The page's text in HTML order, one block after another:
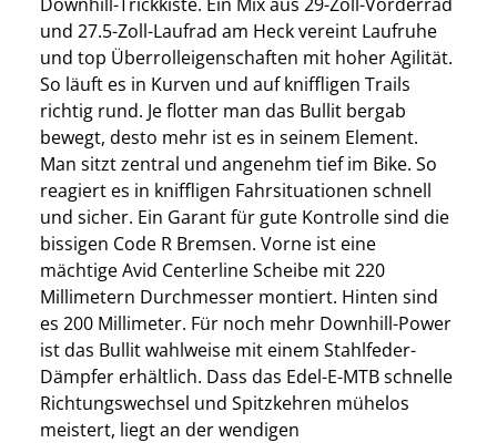
und 27.5-Zoll-Laufrad am Heck vereint Laufruhe
und top Überrolleigenschaften mit hoher Agilität.
So läuft es in Kurven und auf kniffligen Trails
richtig rund. Je flotter man das Bullit bergab
bewegt, desto mehr ist es in seinem Element.
Man sitzt zentral und angenehm tief im Bike. So
reagiert es in kniffligen Fahrsituationen schnell
und sicher. Ein Garant für gute Kontrolle sind die
bissigen Code R Bremsen. Vorne ist eine
mächtige Avid Centerline Scheibe mit 220
Millimetern Durchmesser montiert. Hinten sind
es 200 Millimeter. Für noch mehr Downhill-Power
ist das Bullit wahlweise mit einem Stahlfeder-
Dämpfer erhältlich. Dass das Edel-E-MTB schnelle
Richtungswechsel und Spitzkehren mühelos
meistert, liegt an der wendigen